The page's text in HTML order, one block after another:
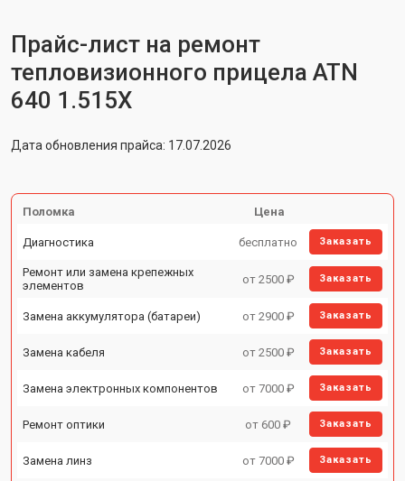
Прайс-лист на ремонт
тепловизионного прицела ATN
640 1.515X
Дата обновления прайса: 17.07.2026
Поломка Цена
Диагностика бесплатно Заказать
Ремонт или замена крепежных
элементов
от 2500 ₽ Заказать
Замена аккумулятора (батареи) от 2900 ₽ Заказать
Замена кабеля от 2500 ₽ Заказать
Замена электронных компонентов от 7000 ₽ Заказать
Ремонт оптики от 600 ₽ Заказать
Замена линз от 7000 ₽ Заказать